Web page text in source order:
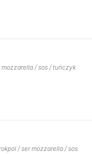
/ sos / tuńczyk
/ ser mozzarella / sos